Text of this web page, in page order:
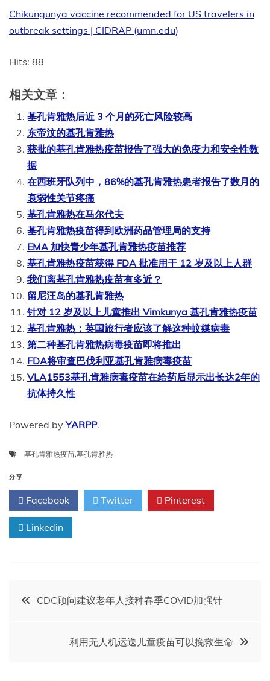
Chikungunya vaccine recommended for US travelers in
outbreak settings | CIDRAP (umn.edu)
Hits: 88
相关文章：
基孔肯雅热后近 3 个月的死亡风险较高
东帝汶的基孔肯雅热
获批的基孔肯雅热疫苗报告了强大的免疫力和安全性数
据
在西班牙队列中，86%的基孔肯雅热患者报告了数月的
衰弱性关节疼痛
基孔肯雅热在马尔代夫
基孔肯雅热疫苗得到欧洲药品管理局的支持
EMA 加快青少年基孔肯雅热疫苗推荐
基孔肯雅热疫苗获得 FDA 批准用于 12 岁及以上人群
我们离基孔肯雅热疫苗有多近？
留尼汪岛的基孔肯雅热
针对 12 岁及以上儿童推出 Vimkunya 基孔肯雅热疫苗
基孔肯雅热：英国旅行者应该了解这种蚊媒病毒
第二种基孔肯雅热病毒疫苗即将推出
FDA将审查巴伐利亚基孔肯雅病毒疫苗
VLA1553基孔肯雅病毒疫苗在给药后显示出长达2年的
抗体持久性
Powered byYARPP.
基孔肯雅热疫苗,基孔肯雅热
分享
Facebook Twitter Pinterest
Linkedin
文
CDC顾问建议老年人接种春季COVID加强针
利用无人机运送儿童疫苗可以挽救生命